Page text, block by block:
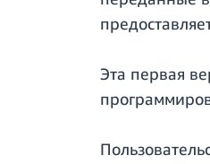
Эта первая